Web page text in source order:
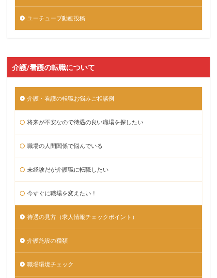
ユーチューブ動画投稿
介護/看護の転職について
介護・看護の転職お悩みご相談例
将来が不安なので待遇の良い職場を探したい
職場の人間関係で悩んでいる
未経験だが介護職に転職したい
今すぐに職場を変えたい！
待遇の見方（求人情報チェックポイント）
介護施設の種類
職場環境チェック